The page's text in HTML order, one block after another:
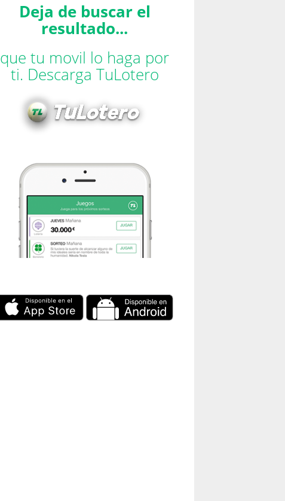
Deja de buscar el
resultado...
que tu movil lo haga por
ti. Descarga TuLotero